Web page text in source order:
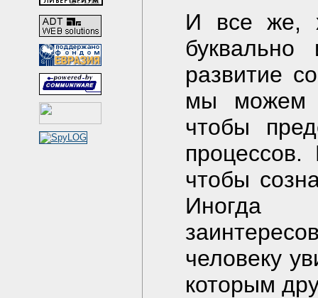
И все же,
развитие
мы можем
чтобы
чтобы
человеку
которым